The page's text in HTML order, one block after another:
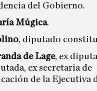
del Gobierno.
Múgica.
, diputado
de Lage, ex
ex secretaria de
de la Ejecutiva